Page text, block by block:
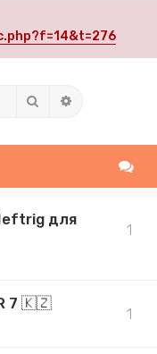
Поиск
для
1
7 🇰🇿
1